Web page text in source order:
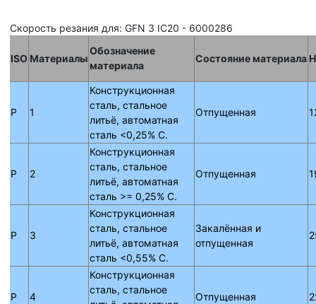
Скорость резания для: GFN 3 IC20 - 6000286
ISO Материалы
Обозначение
материала
Состояние материала
P 1
Конструкционная
сталь, стальное
литьё, автоматная
сталь <0,25% C.
Отпущенная
P 2
Конструкционная
сталь, стальное
литьё, автоматная
сталь >= 0,25% C.
Отпущенная
P 3
Конструкционная
сталь, стальное
литьё, автоматная
сталь <0,55% C.
Закалённая и
отпущенная
P 4
Конструкционная
сталь, стальное
Отпущенная